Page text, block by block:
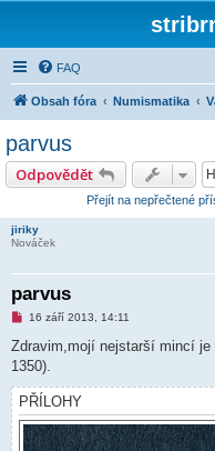
FAQ
Obsah fóra Numismatika
parvus
Odpovědět
Přejít na nepřečtené
jiriky
Nováček
parvus
N
v
p
í
p
ě
16 září 2013, 14:11
Zdravim,mojí nejstarší mincí
1350).
PŘÍLOHY